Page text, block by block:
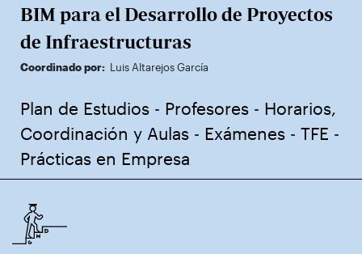
BIM para el Desarrollo de Proyectos
de Infraestructuras
Coordinado por: Luis Altarejos García
Plan de Estudios - Profesores - Horarios,
Coordinación y Aulas - Exámenes - TFE -
Prácticas en Empresa